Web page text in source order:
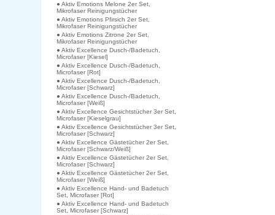
● Aktiv Emotions Melone 2er Set,
Mikrofaser Reinigungstücher
● Aktiv Emotions Pfirsich 2er Set,
Mikrofaser Reinigungstücher
● Aktiv Emotions Zitrone 2er Set,
Mikrofaser Reinigungstücher
● Aktiv Excellence Dusch-/Badetuch,
Microfaser [Kiesel]
● Aktiv Excellence Dusch-/Badetuch,
Microfaser [Rot]
● Aktiv Excellence Dusch-/Badetuch,
Microfaser [Schwarz]
● Aktiv Excellence Dusch-/Badetuch,
Microfaser [Weiß]
● Aktiv Excellence Gesichtstücher 3er Set,
Microfaser [Kieselgrau]
● Aktiv Excellence Gesichtstücher 3er Set,
Microfaser [Schwarz]
● Aktiv Excellence Gästetücher 2er Set,
Microfaser [Schwarz/Weiß]
● Aktiv Excellence Gästetücher 2er Set,
Microfaser [Schwarz]
● Aktiv Excellence Gästetücher 2er Set,
Microfaser [Weiß]
● Aktiv Excellence Hand- und Badetuch
Set, Microfaser [Rot]
● Aktiv Excellence Hand- und Badetuch
Set, Microfaser [Schwarz]